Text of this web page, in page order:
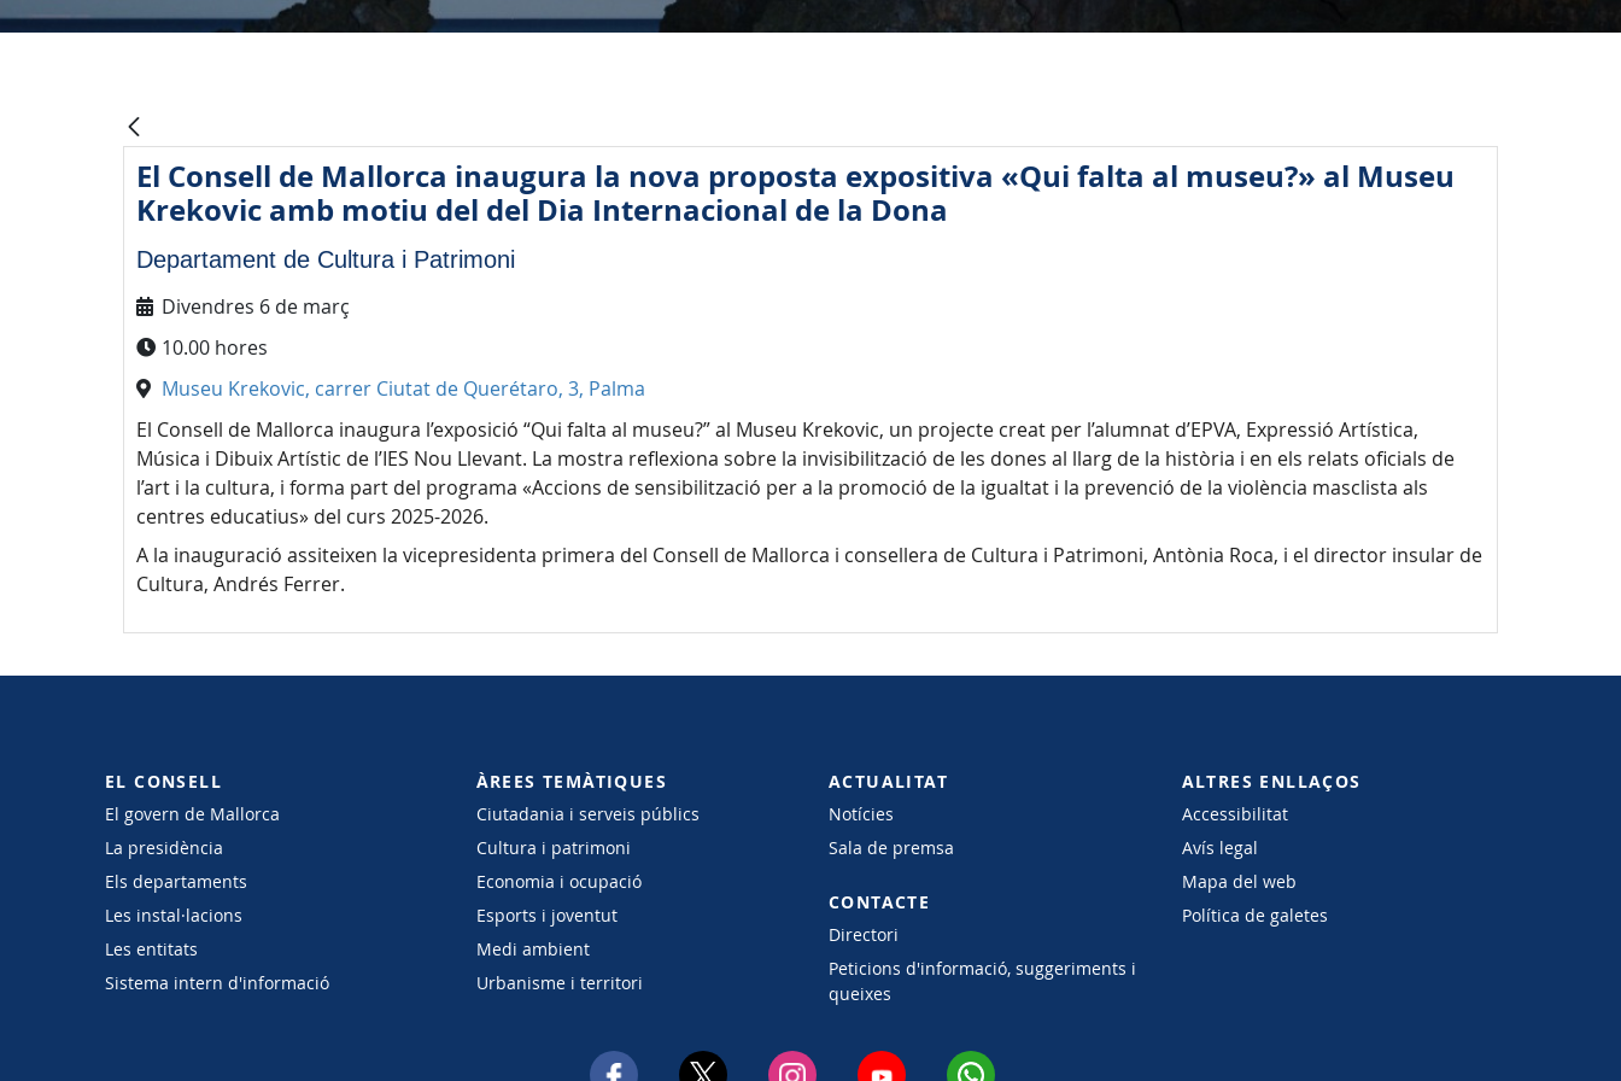
El Consell de Mallorca inaugura la nova proposta expositiva «Qui falta al museu?» al Museu
Krekovic amb motiu del del Dia Internacional de la Dona
Departament de Cultura i Patrimoni
Divendres 6 de març
10.00 hores
Museu Krekovic, carrer Ciutat de Querétaro, 3, Palma
El Consell de Mallorca inaugura l’exposició “Qui falta al museu?” al Museu Krekovic, un projecte creat per l’alumnat d’EPVA, Expressió Artística,
Música i Dibuix Artístic de l’IES Nou Llevant. La mostra reflexiona sobre la invisibilització de les dones al llarg de la història i en els relats oficials de
l’art i la cultura, i forma part del programa «Accions de sensibilització per a la promoció de la igualtat i la prevenció de la violència masclista als
centres educatius» del curs 2025-2026.
A la inauguració assiteixen la vicepresidenta primera del Consell de Mallorca i consellera de Cultura i Patrimoni, Antònia Roca, i el director insular de
Cultura, Andrés Ferrer.
EL CONSELL
El govern de Mallorca
La presidència
Els departaments
Les instal·lacions
Les entitats
Sistema intern d'informació
ÀREES TEMÀTIQUES
Ciutadania i serveis públics
Cultura i patrimoni
Economia i ocupació
Esports i joventut
Medi ambient
Urbanisme i territori
ACTUALITAT
Notícies
Sala de premsa
CONTACTE
Directori
Peticions d'informació, suggeriments i
queixes
ALTRES ENLLAÇOS
Accessibilitat
Avís legal
Mapa del web
Política de galetes